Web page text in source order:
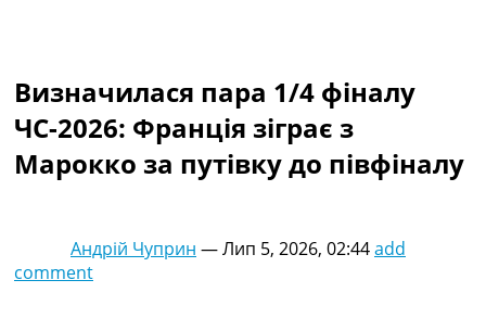
Україна. Прем’єр-Ліга
Україна. Перша Ліга
Ліга Чемпіонів
Англія. Прем’єр-Ліга
Іспанія. Ла Ліга
Чемпіонат Світу. Турнирні таблиці
Визначилася пара 1/4 фіналу
ЧС-2026: Франція зіграє з
Марокко за путівку до півфіналу
Андрій Чуприн —Лип 5, 2026, 02:44add
comment